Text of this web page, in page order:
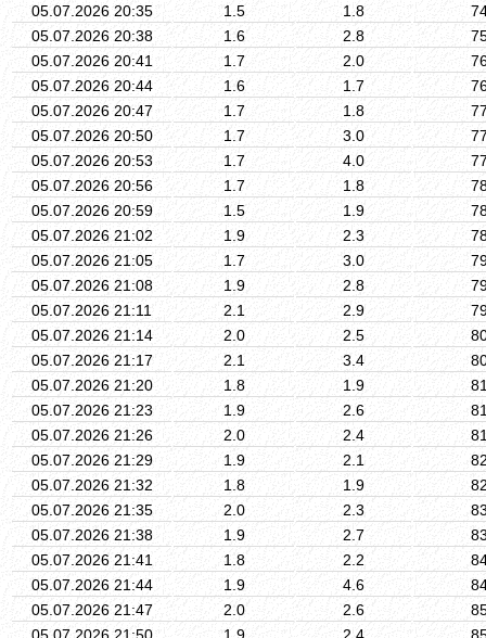
05.07.2026 20:35
1.5 1.8
05.07.2026 20:38
1.6 2.8
05.07.2026 20:41
1.7 2.0
05.07.2026 20:44
1.6 1.7
05.07.2026 20:47
1.7 1.8
05.07.2026 20:50
1.7 3.0
05.07.2026 20:53
1.7 4.0
05.07.2026 20:56
1.7 1.8
05.07.2026 20:59
1.5 1.9
05.07.2026 21:02
1.9 2.3
05.07.2026 21:05
1.7 3.0
05.07.2026 21:08
1.9 2.8
05.07.2026 21:11
2.1 2.9
05.07.2026 21:14
2.0 2.5
05.07.2026 21:17
2.1 3.4
05.07.2026 21:20
1.8 1.9
05.07.2026 21:23
1.9 2.6
05.07.2026 21:26
2.0 2.4
05.07.2026 21:29
1.9 2.1
05.07.2026 21:32
1.8 1.9
05.07.2026 21:35
2.0 2.3
05.07.2026 21:38
1.9 2.7
05.07.2026 21:41
1.8 2.2
05.07.2026 21:44
1.9 4.6
05.07.2026 21:47
2.0 2.6
05.07.2026 21:50
1.9 2.4